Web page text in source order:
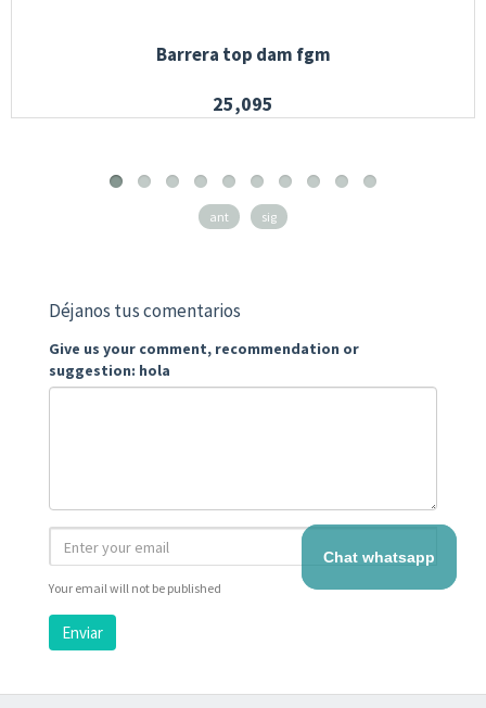
Barrera top dam fgm
25,095
ant sig
Déjanos tus comentarios
Give us your comment, recommendation or
suggestion: hola
Your email will not be published
Enviar
Chat whatsapp